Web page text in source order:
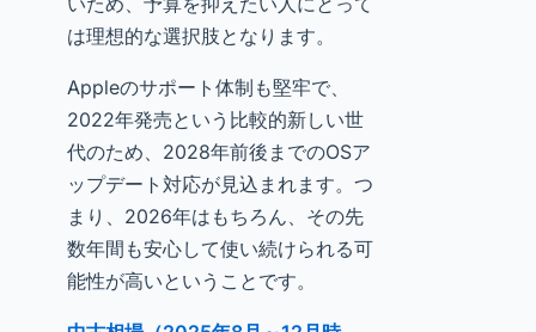
は理想的な選択肢となります。
Appleのサポート体制も堅牢で、
2022年発売という比較的新しい世
代のため、2028年前後までのOSア
ップデート対応が見込まれます。つ
まり、2026年はもちろん、その先
数年間も安心して使い続けられる可
能性が高いということです。